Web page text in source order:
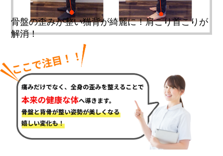
骨盤の歪みが整い猫背が綺麗に！肩こり首こりが
解消！